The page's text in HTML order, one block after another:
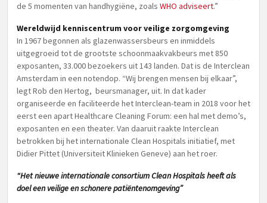
de 5 momenten van handhygiëne, zoals WHO adviseert.”
Wereldwijd kenniscentrum voor veilige zorgomgeving
In 1967 begonnen als glazenwassersbeurs en inmiddels
uitgegroeid tot de grootste schoonmaakvakbeurs met 850
exposanten, 33.000 bezoekers uit 143 landen. Dat is de Interclean
Amsterdam in een notendop. “Wij brengen mensen bij elkaar”,
legt Rob den Hertog, beursmanager, uit. In dat kader
organiseerde en faciliteerde het Interclean-team in 2018 voor het
eerst een apart Healthcare Cleaning Forum: een hal met demo’s,
exposanten en een theater. Van daaruit raakte Interclean
betrokken bij het internationale Clean Hospitals initiatief, met
Didier Pittet (Universiteit Klinieken Geneve) aan het roer.
“Het nieuwe internationale consortium Clean Hospitals heeft als
doel een veilige en schonere patiëntenomgeving”